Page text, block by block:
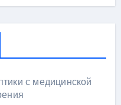
с медицинской